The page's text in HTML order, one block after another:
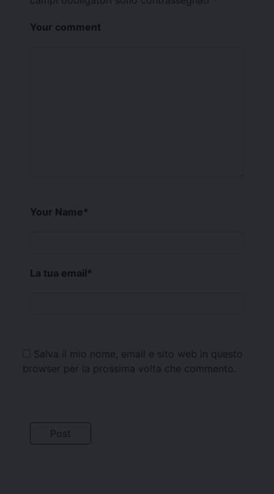
Your comment
Your Name*
La tua email*
Salva il mio nome, email e sito web in questo
browser per la prossima volta che commento.